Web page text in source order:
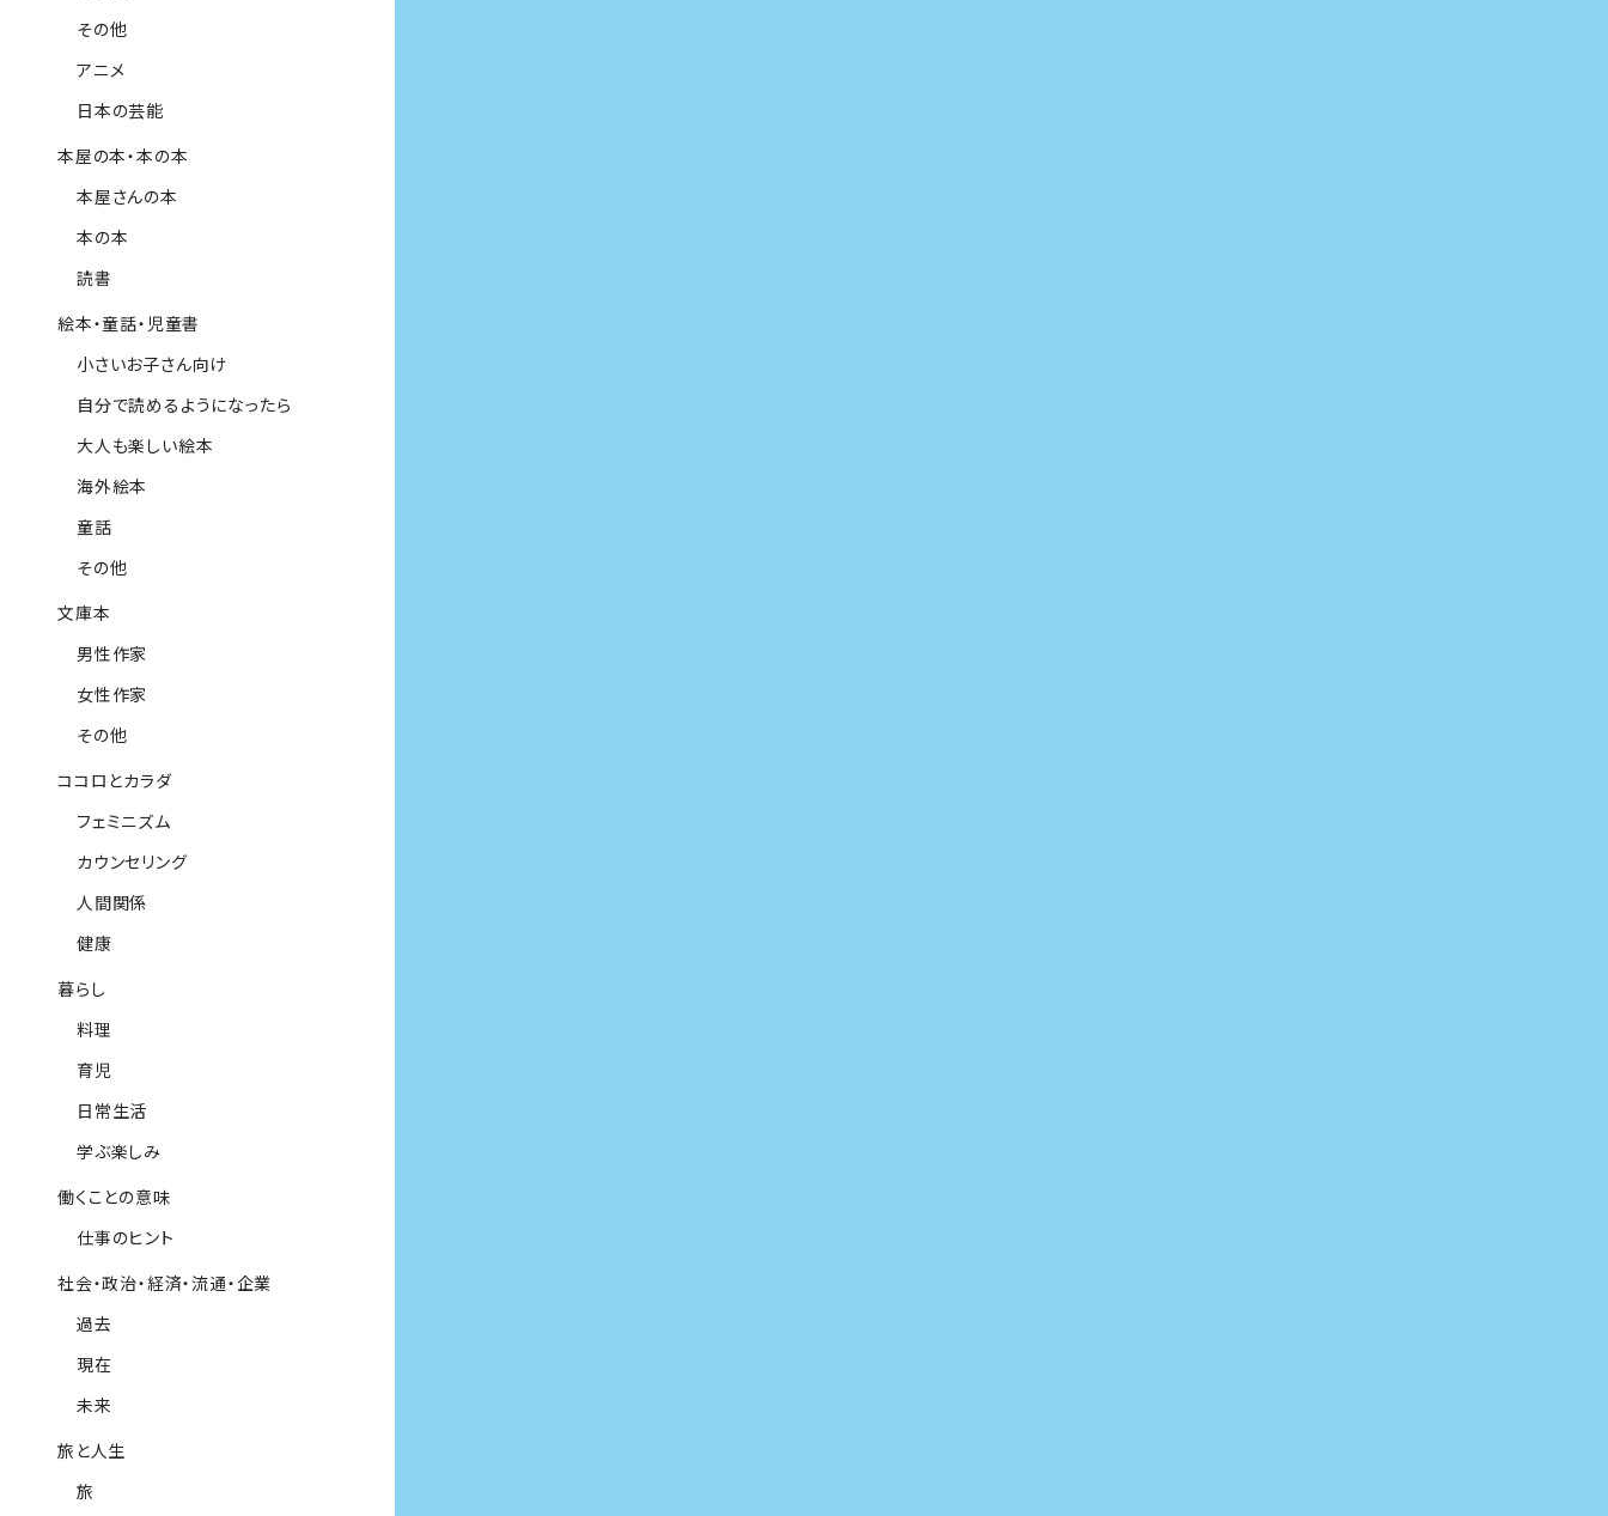
その他
アニメ
日本の芸能
本屋の本・本の本
本屋さんの本
本の本
読書
絵本・童話・児童書
小さいお子さん向け
自分で読めるようになったら
大人も楽しい絵本
海外絵本
童話
その他
文庫本
男性作家
女性作家
その他
ココロとカラダ
フェミニズム
カウンセリング
人間関係
健康
暮らし
料理
育児
日常生活
学ぶ楽しみ
働くことの意味
仕事のヒント
社会・政治・経済・流通・企業
過去
現在
未来
旅と人生
旅